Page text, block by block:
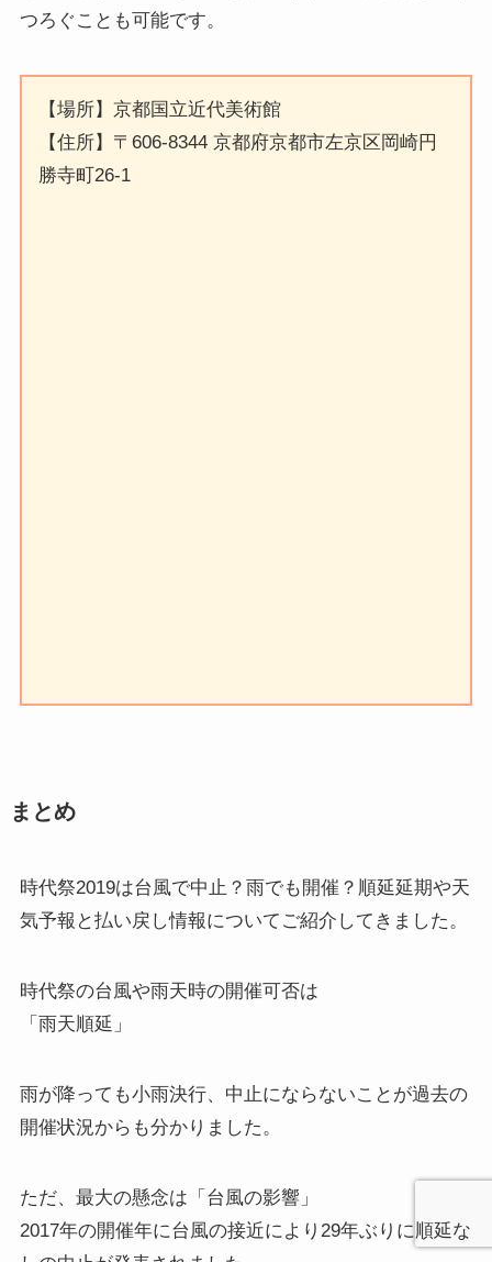
つろぐことも可能です。
【場所】京都国立近代美術館
【住所】〒606-8344 京都府京都市左京区岡崎円
勝寺町26-1
まとめ
時代祭2019は台風で中止？雨でも開催？順延延期や天
気予報と払い戻し情報についてご紹介してきました。
時代祭の台風や雨天時の開催可否は
「雨天順延」
雨が降っても小雨決行、中止にならないことが過去の
開催状況からも分かりました。
ただ、最大の懸念は「台風の影響」
2017年の開催年に台風の接近により29年ぶりに順延な